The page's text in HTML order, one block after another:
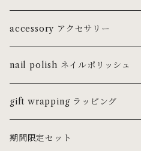
accessory アクセサリー
ring リング
ピンキーリング
necklace ネックレス・チョーカ
pierce ピアス
nail polish ネイルポリッシュ
gift wrapping ラッピング
期間限定セット